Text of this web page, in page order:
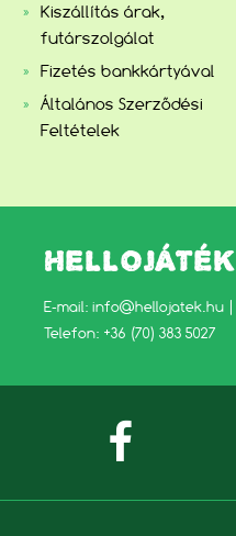
Kiszállítás árak,
futárszolgálat
Fizetés bankkártyával
Általános Szerződési
Feltételek
HELLOJÁTÉK
E-mail: info@hellojatek.hu
Telefon: +36 (70) 383 5027